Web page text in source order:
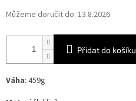
Můžeme doručit do: 13.8.2026
Přidat do košíku
Váha: 459g